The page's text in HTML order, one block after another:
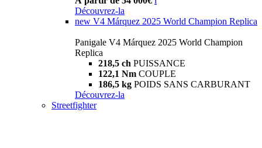
Découvrez-la
new V4 Márquez 2025 World Champion Replica
Panigale V4 Márquez 2025 World Champion
Replica
218,5 ch PUISSANCE
122,1 Nm COUPLE
186,5 kg POIDS SANS CARBURANT
Découvrez-la
Streetfighter